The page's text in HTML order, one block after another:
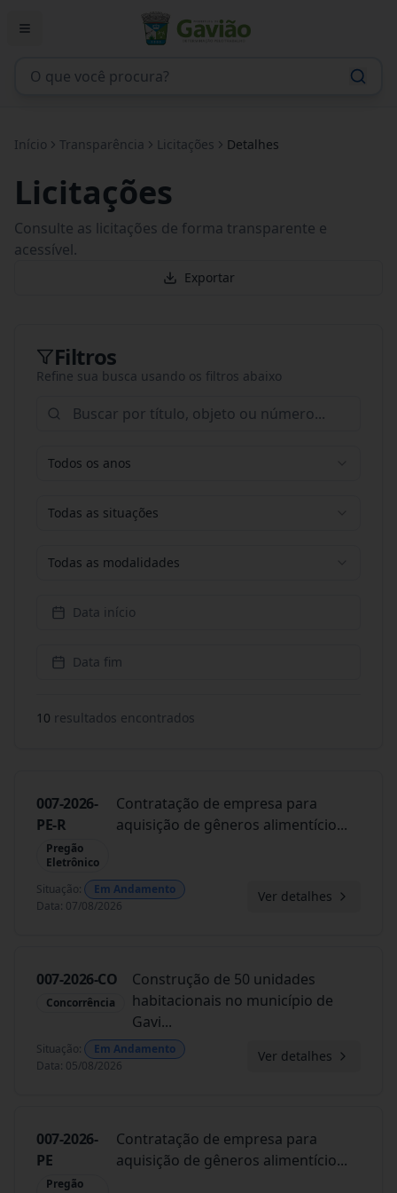
Início Transparência Licitações Detalhes
Licitações
Consulte as licitações de forma transparente e
acessível.
Exportar
Filtros
Refine sua busca usando os filtros abaixo
Todos os anos
Todas as situações
Todas as modalidades
Data início
Data fim
10 resultados encontrados
007-2026-
PE-R
Pregão
Eletrônico
Contratação de empresa para
aquisição de gêneros alimentício...
Situação:
Em Andamento
Data: 07/08/2026
Ver detalhes
007-2026-CO
Concorrência
Construção de 50 unidades
habitacionais no município de
Gavi...
Situação:
Em Andamento
Data: 05/08/2026
Ver detalhes
007-2026-
PE
Pregão
Contratação de empresa para
aquisição de gêneros alimentício...